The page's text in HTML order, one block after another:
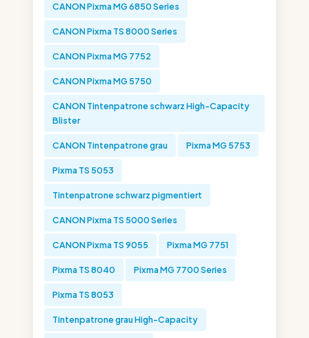
CANON Pixma MG 6850 Series
CANON Pixma TS 8000 Series
CANON Pixma MG 7752
CANON Pixma MG 5750
CANON Tintenpatrone schwarz High-Capacity
Blister
CANON Tintenpatrone grau Pixma MG 5753
Pixma TS 5053
Tintenpatrone schwarz pigmentiert
CANON Pixma TS 5000 Series
CANON Pixma TS 9055 Pixma MG 7751
Pixma TS 8040 Pixma MG 7700 Series
Pixma TS 8053
Tintenpatrone grau High-Capacity